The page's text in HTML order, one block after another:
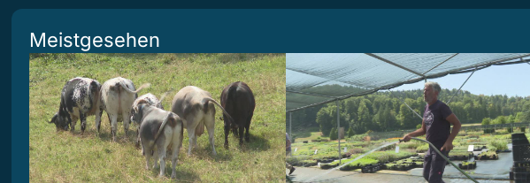
Meistgesehen